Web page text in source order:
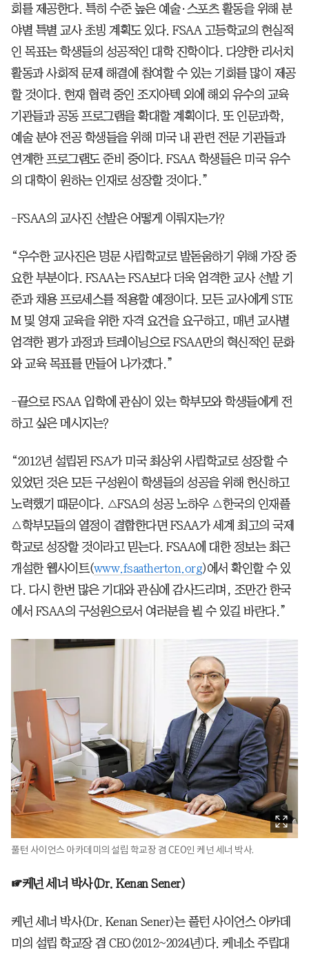
회를 제공한다. 특히 수준 높은 예술·스포츠 활동을 위해 분
야별 특별 교사 초빙 계획도 있다. FSAA 고등학교의 현실적
인 목표는 학생들의 성공적인 대학 진학이다. 다양한 리서치
활동과 사회적 문제 해결에 참여할 수 있는 기회를 많이 제공
할 것이다. 현재 협력 중인 조지아텍 외에 해외 유수의 교육
기관들과 공동 프로그램을 확대할 계획이다. 또 인문과학,
예술 분야 전공 학생들을 위해 미국 내 관련 전문 기관들과
연계한 프로그램도 준비 중이다. FSAA 학생들은 미국 유수
의 대학이 원하는 인재로 성장할 것이다.”
-FSAA의 교사진 선발은 어떻게 이뤄지는가?
“우수한 교사진은 명문 사립학교로 발돋움하기 위해 가장 중
요한 부분이다. FSAA는 FSA보다 더욱 엄격한 교사 선발 기
준과 채용 프로세스를 적용할 예정이다. 모든 교사에게 STE
M 및 영재 교육을 위한 자격 요건을 요구하고, 매년 교사별
엄격한 평가 과정과 트레이닝으로 FSAA만의 혁신적인 문화
와 교육 목표를 만들어 나가겠다.”
-끝으로 FSAA 입학에 관심이 있는 학부모와 학생들에게 전
하고 싶은 메시지는?
“2012년 설립된 FSA가 미국 최상위 사립학교로 성장할 수
있었던 것은 모든 구성원이 학생들의 성공을 위해 헌신하고
노력했기 때문이다. △FSA의 성공 노하우 △한국의 인재풀
△학부모들의 열정이 결합한다면 FSAA가 세계 최고의 국제
학교로 성장할 것이라고 믿는다. FSAA에 대한 정보는 최근
개설한 웹사이트(www.fsaatherton.org)에서 확인할 수 있
다. 다시 한번 많은 기대와 관심에 감사드리며, 조만간 한국
에서 FSAA의 구성원으로서 여러분을 뵐 수 있길 바란다.”
풀턴 사이언스 아카데미의 설립 학교장 겸 CEO인 케넌 세너 박사.
☞케넌 세너 박사(Dr. Kenan Sener)
케넌 세너 박사(Dr. Kenan Sener)는 풀턴 사이언스 아카데
미의 설립 학교장 겸 CEO(2012~2024년)다. 케네소 주립대